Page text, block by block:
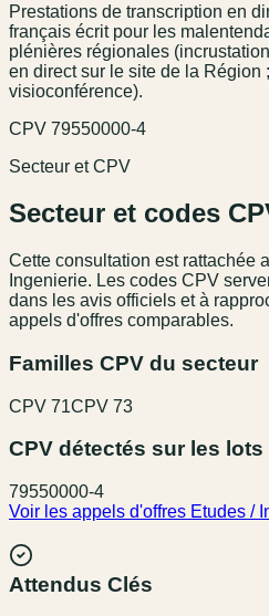
Prestations de transcription en
français écrit pour les
plénières régionales
en direct sur le site de la
visioconférence).
CPV 79550000-4
Secteur et CPV
Secteur et codes
Cette consultation est rattachée
Ingenierie. Les codes CPV
dans les avis officiels et à
appels d'offres comparables.
Familles CPV du secteur
CPV 71CPV 73
CPV détectés sur les lots
79550000-4
Voir les appels d'offres Etudes /
Attendus Clés